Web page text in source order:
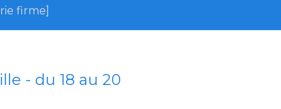
firme]
- du 18 au 20